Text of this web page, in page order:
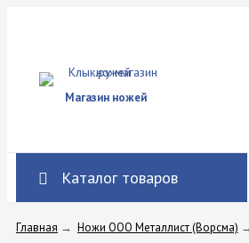
Магазин ножей
Каталог товаров
Главная → Ножи ООО Металлист (Ворсма)